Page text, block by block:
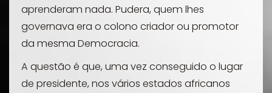
aprenderam nada. Pudera, quem lhes
governava era o colono criador ou promotor
da mesma Democracia.
A questão é que, uma vez conseguido o lugar
de presidente, nos vários estados africanos